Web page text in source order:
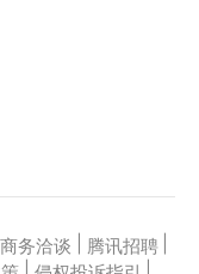
商务洽谈 腾讯招聘